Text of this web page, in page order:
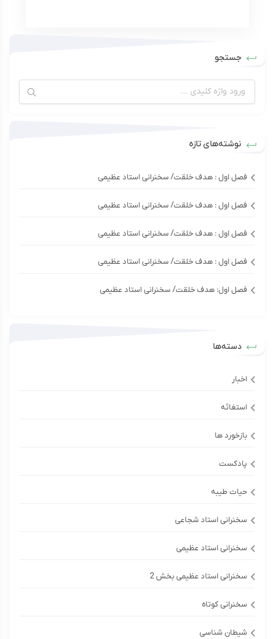
جستجو
نوشته‌های تازه
فصل اول : هدف خلقت/ سخنرانی استاد عظیمی
فصل اول : هدف خلقت/ سخنرانی استاد عظیمی
فصل اول : هدف خلقت/ سخنرانی استاد عظیمی
فصل اول : هدف خلقت/ سخنرانی استاد عظیمی
فصل اول: هدف خلقت/ سخنرانی استاد عظیمی
دسته‌ها
اخبار
استغاثه
بازخورد ها
پادکست
حیات طیبه
سخنرانی استاد شجاعی
سخنرانی استاد عظیمی
سخنرانی استاد عظیمی بخش 2
سخنرانی کوتاه
شیطان شناسی